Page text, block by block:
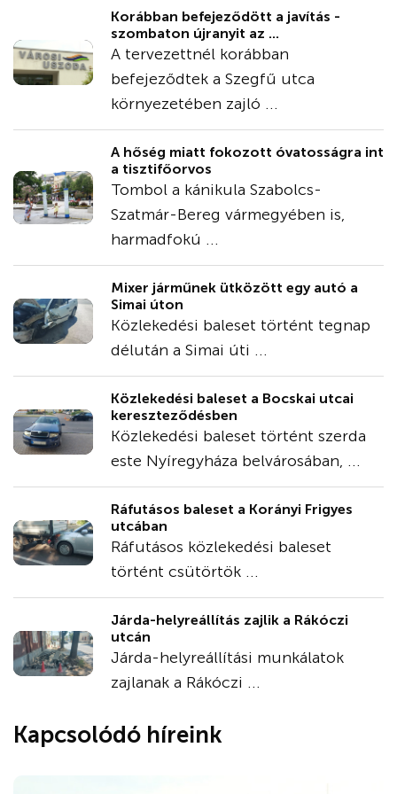
Korábban befejeződött a javítás -
szombaton újranyit az ...
A tervezettnél korábban
befejeződtek a Szegfű utca
környezetében zajló ...
A hőség miatt fokozott óvatosságra int
a tisztifőorvos
Tombol a kánikula Szabolcs-
Szatmár-Bereg vármegyében is,
harmadfokú ...
Mixer járműnek ütközött egy autó a
Simai úton
Közlekedési baleset történt tegnap
délután a Simai úti ...
Közlekedési baleset a Bocskai utcai
kereszteződésben
Közlekedési baleset történt szerda
este Nyíregyháza belvárosában, ...
Ráfutásos baleset a Korányi Frigyes
utcában
Ráfutásos közlekedési baleset
történt csütörtök ...
Járda-helyreállítás zajlik a Rákóczi
utcán
Járda-helyreállítási munkálatok
zajlanak a Rákóczi ...
Kapcsolódó híreink